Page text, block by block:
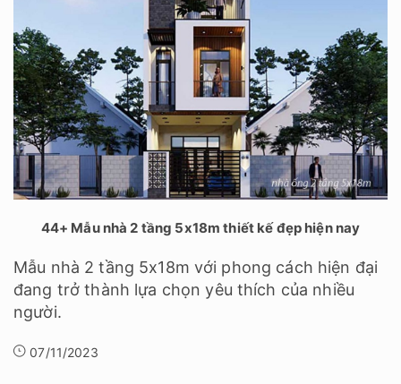
44+ Mẫu nhà 2 tầng 5x18m thiết kế đẹp hiện nay
Mẫu nhà 2 tầng 5x18m với phong cách hiện đại
đang trở thành lựa chọn yêu thích của nhiều
người.
07/11/2023